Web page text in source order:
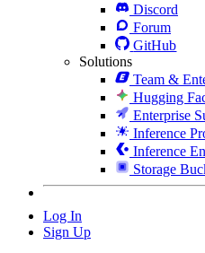
Discord
Forum
GitHub
Solutions
Team &
Hugging
Enterprise
Inference
Inference
Storage
Log In
Sign Up